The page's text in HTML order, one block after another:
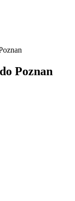
Poznan